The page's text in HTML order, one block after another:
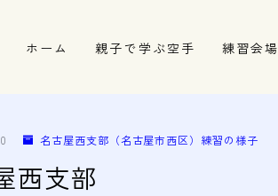
ホーム 親子で学ぶ空手 練習会場
名古屋西支部（名古屋市西区）練習の様子
西支部